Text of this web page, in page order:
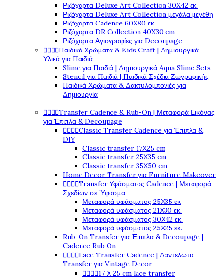
Ριζόχαρτα Deluxe Art Collection 30X42 εκ.
Ριζόχαρτα Deluxe Art Collection μεγάλα μεγέθη
Ριζόχαρτα Cadence 60X80 εκ.
Ριζόχαρτα DR Collection 40X30 cm
Ριζόχαρτα Αγιογραφίες για Decoupage
Παιδικά Χρώματα & Kids Craft | Δημιουργικά
Υλικά για Παιδιά
Slime για Παιδιά | Δημιουργικά Aqua Slime Sets
Stencil για Παιδιά | Παιδικά Σχέδια Ζωγραφικής
Παιδικά Χρώματα & Δακτυλομπογιές για
Δημιουργία
Transfer Cadence & Rub-On | Μεταφορά Εικόνας
για Έπιπλα & Decoupage
Classic Transfer Cadence για Έπιπλα &
DIY
Classic transfer 17Χ25 cm
Classic transfer 25Χ35 cm
Classic transfer 35Χ50 cm
Home Decor Transfer για Furniture Makeover
Transfer Υφάσματος Cadence | Μεταφορά
Σχεδίων σε Ύφασμα
Μεταφορά υφάσματος 25Χ35 εκ
Μεταφορά υφάσματος 21Χ30 εκ.
Μεταφορά υφάσματος 30Χ42 εκ.
Μεταφορά υφάσματος 25Χ25 εκ.
Rub-On Transfer για Έπιπλα & Decoupage |
Cadence Rub On
Lace Transfer Cadence | Δαντελωτά
Transfer για Vintage Decor
17 Χ 25 cm lace transfer